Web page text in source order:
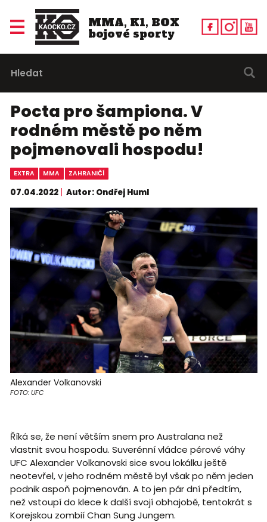
MMA, K1, BOX
bojové sporty
Pocta pro šampiona. V
rodném městě po něm
pojmenovali hospodu!
EXTRA MMA ZAHRANIČÍ
07.04.2022 Autor: Ondřej Huml
Alexander Volkanovski
FOTO: UFC
Říká se, že není větším snem pro Australana než
vlastnit svou hospodu. Suverénní vládce pérové váhy
UFC Alexander Volkanovski sice svou lokálku ještě
neotevřel, v jeho rodném městě byl však po něm jeden
podnik aspoň pojmenován. A to jen pár dní předtím,
než vstoupí do klece k další svojí obhajobě, tentokrát s
Korejskou zombií Chan Sung Jungem.